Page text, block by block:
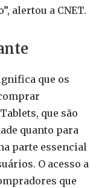
alertou a CNET.
que os
que são
quanto para
parte essencial
O acesso a
que